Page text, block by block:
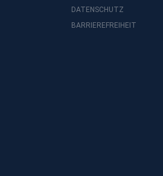
DATENSCHUTZ
BARRIEREFREIHEIT